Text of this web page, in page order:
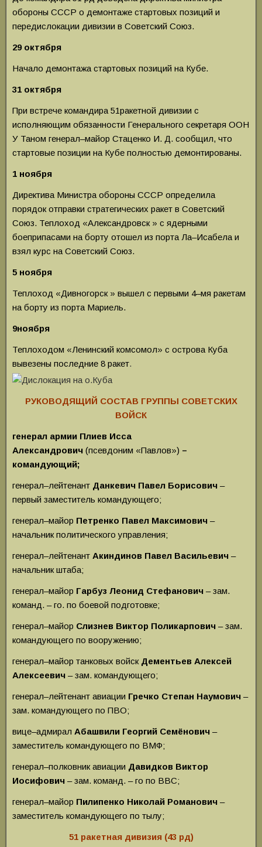
обороны СССР о демонта­же стартовых позиций и
передислокации дивизии в Советский Союз.
29 октября
Начало демонтажа стартовых позиций на Кубе.
31 октября
При встрече командира 51ракетной диви­зии с
исполняющим обязанности Генерального сек­ретаря ООН
У Таном генерал–майор Стаценко И. Д. сообщил, что
стартовые позиции на Кубе полностью демонтированы.
1 ноября
Директива Министра обороны СССР опреде­лила
порядок отправки стратегических ракет в Советский
Союз. Теплоход «Александровск » с ядер­ными
боеприпасами на борту отошел из порта Ла–Исабела и
взял курс на Советский Союз.
5 ноября
Теплоход «Дивногорск » вышел с первыми 4–мя ракетам
на борту из порта Мариель.
9ноября
Теплоходом «Ленинский комсомол» с остро­ва Куба
вывезены последние 8 ракет.
РУКОВОДЯЩИЙ СОСТАВ ГРУППЫ СОВЕТСКИХ
ВОЙСК
генерал армии Плиев Исса
Александрович (псевдоним «Павлов») –
командующий;
генерал–лейтенант Данкевич Павел Борисович –
первый заместитель командующего;
генерал–майор Петренко Павел Максимович –
начальник политического управления;
генерал–лейтенант Акиндинов Павел Васильевич –
начальник штаба;
генерал–майор Гарбуз Леонид Стефанович – зам.
команд. – го. по боевой подготовке;
генерал–майор Слизнев Виктор Поликарпович – зам.
командующего по вооружению;
генерал–майор танковых войск Дементьев Алексей
Алексеевич – зам. командующего;
генерал–лейтенант авиации Гречко Степан Наумович –
зам. командующего по ПВО;
вице–адмирал Абашвили Георгий Семёнович –
заместитель командующего по ВМФ;
генерал–полковник авиации Давидков Виктор
Иосифович – зам. команд. – го по ВВС;
генерал–майор Пилипенко Николай Романович –
заместитель командующего по тылу;
51 ракетная дивизия (43 рд)